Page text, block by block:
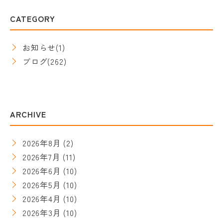
CATEGORY
お知らせ(1)
ブログ(262)
ARCHIVE
2026年8月 (2)
2026年7月 (11)
2026年6月 (10)
2026年5月 (10)
2026年4月 (10)
2026年3月 (10)